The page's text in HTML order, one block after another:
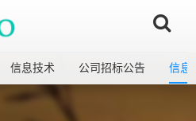
信息技术 公司招标公告 信息